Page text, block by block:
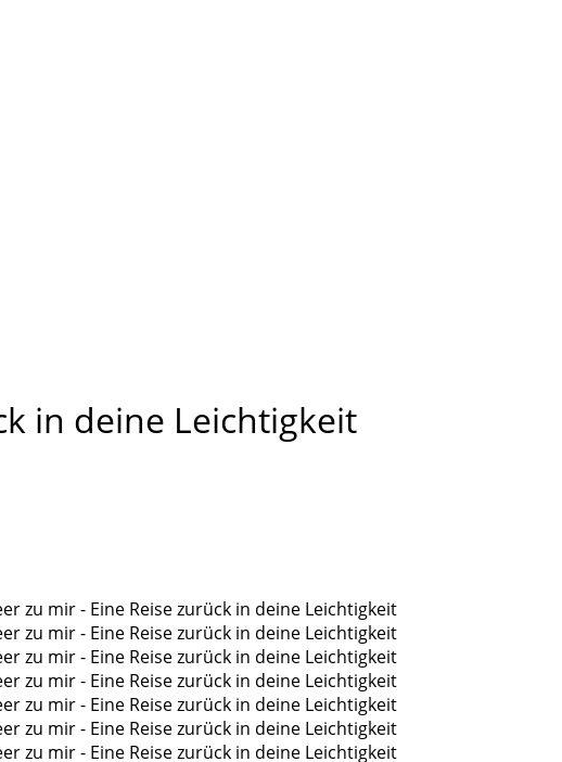
in deine Leichtigkeit